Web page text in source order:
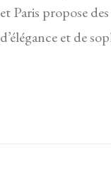
et Paris propose
d’élégance et de